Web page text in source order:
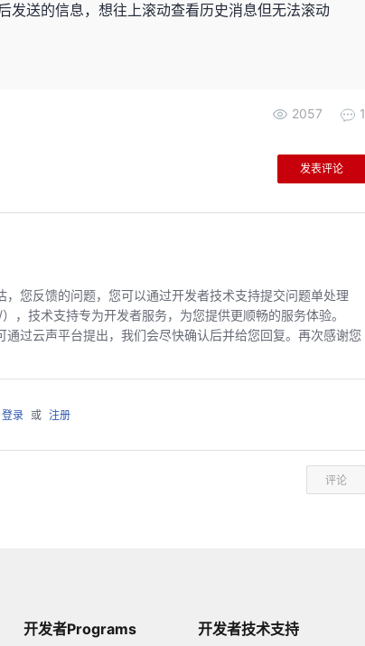
送的信息，想往上滚动查看历史消息但无法滚动
2057 1
发表评论
您反馈的问题，您可以通过开发者技术支持提交问题单处理
技术支持专为开发者服务，为您提供更顺畅的服务体验。
过云声平台提出，我们会尽快确认后并给您回复。再次感谢您
登录 或 注册
评论
开发者Programs 开发者技术支持